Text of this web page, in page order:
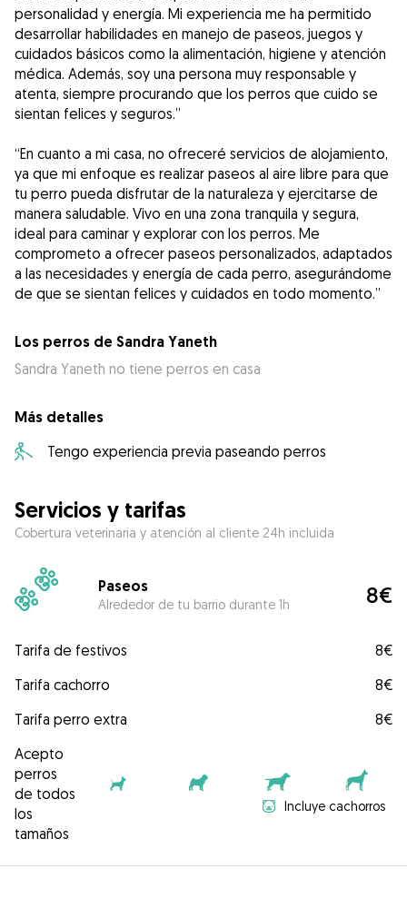
personalidad y energía. Mi experiencia me ha permitido
desarrollar habilidades en manejo de paseos, juegos y
cuidados básicos como la alimentación, higiene y atención
médica. Además, soy una persona muy responsable y
atenta, siempre procurando que los perros que cuido se
sientan felices y seguros.”
“En cuanto a mi casa, no ofreceré servicios de alojamiento,
ya que mi enfoque es realizar paseos al aire libre para que
tu perro pueda disfrutar de la naturaleza y ejercitarse de
manera saludable. Vivo en una zona tranquila y segura,
ideal para caminar y explorar con los perros. Me
comprometo a ofrecer paseos personalizados, adaptados
a las necesidades y energía de cada perro, asegurándome
Los perros de Sandra Yaneth
Sandra Yaneth no tiene perros en casa
Más detalles
Tengo experiencia previa paseando perros
Servicios y tarifas
Cobertura veterinaria y atención al cliente 24h incluida
Paseos
Alrededor de tu barrio durante 1h 8€
Tarifa de festivos
8€
Tarifa cachorro
8€
Tarifa perro extra
8€
Acepto
perros
de todos
los
tamaños
Incluye cachorros